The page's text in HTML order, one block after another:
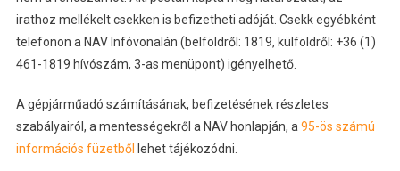
irathoz mellékelt csekken is befizetheti adóját. Csekk egyébként
telefonon a NAV Infóvonalán (belföldről: 1819, külföldről: +36 (1)
461-1819 hívószám, 3-as menüpont) igényelhető.
A gépjárműadó számításának, befizetésének részletes
szabályairól, a mentességekről a NAV honlapján, a 95-ös számú
információs füzetből lehet tájékozódni.